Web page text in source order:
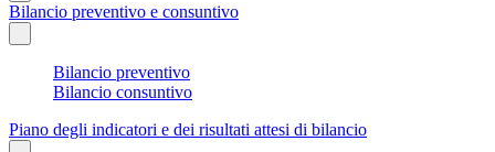
Bilancio preventivo e consuntivo
Bilancio preventivo
Bilancio consuntivo
Piano degli indicatori e dei risultati attesi di bilancio